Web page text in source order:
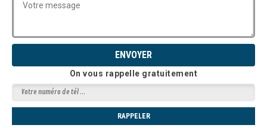
On vous rappelle gratuitement